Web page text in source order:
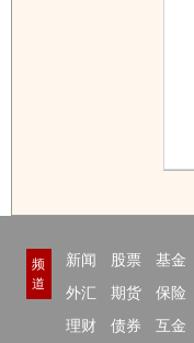
频
道
新闻 股票 基金
外汇
期货 保险
理财
债券 互金